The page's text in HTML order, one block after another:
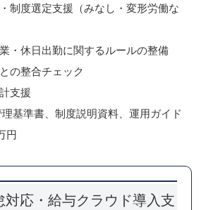
制度選定支援（みなし・変形労働な
・休日出勤に関するルールの整備
の整合チェック
支援
基準書、制度説明資料、運用ガイド
円
応・給与クラウド導入支